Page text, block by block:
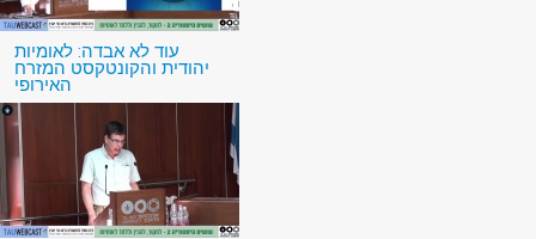
עוד לא אבדה: לאומיות
יהודית והקונטקסט המזרח
האירופי